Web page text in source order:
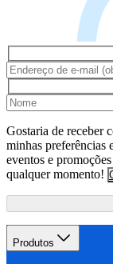
Gostaria de receber
minhas preferências
eventos e
qualquer momento!
Produtos